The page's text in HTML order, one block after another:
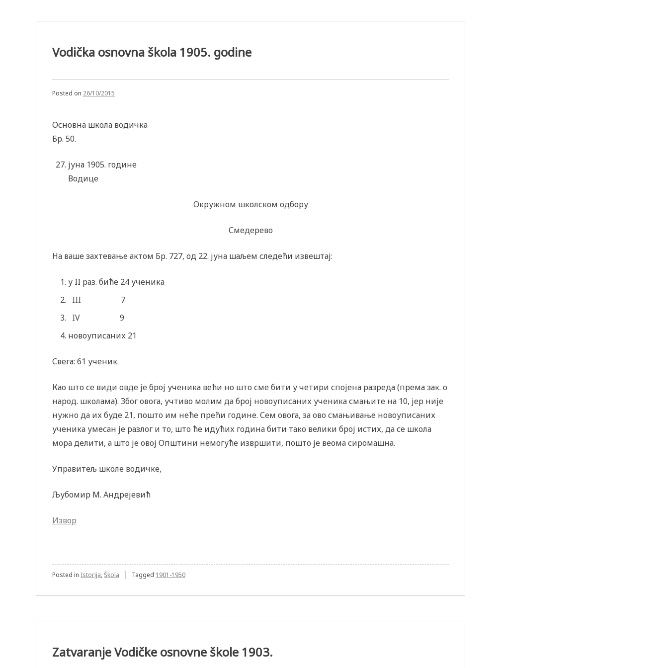
Vodička osnovna škola 1905. godine
Posted on 26/10/2015
Основна школа водичка
Бр. 50.
јуна 1905. године
Водице
Окружном школском одбору
Смедерево
На ваше захтевање актом Бр. 727, од 22. јуна шаљем следећи извештај:
у II раз. биће 24 ученика
III 7
IV 9
новоуписаних 21
Свега: 61 ученик.
Као што се види овде је број ученика већи но што сме бити у четири спојена разреда (према зак. о
народ. школама). Због овога, учтиво молим да број новоуписаних ученика смањите на 10, јер није
нужно да их буде 21, пошто им неће прећи године. Сем овога, за ово смањивање новоуписаних
ученика умесан је разлог и то, што ће идућих година бити тако велики број истих, да се школа
мора делити, а што је овој Општини немогуће извршити, пошто је веома сиромашна.
Управитељ школе водичке,
Љубомир М. Андрејевић
Извор
Posted in Istorija,Škola Tagged 1901-1950
Zatvaranje Vodičke osnovne škole 1903.